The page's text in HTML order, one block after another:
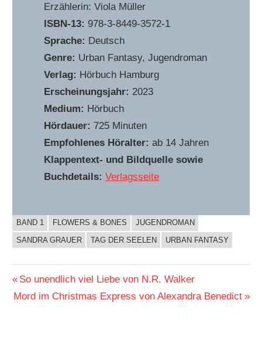
Erzählerin: Viola Müller
ISBN-13:978-3-8449-3572-1
Sprache: Deutsch
Genre: Urban Fantasy, Jugendroman
Verlag: Hörbuch Hamburg
Erscheinungsjahr: 2023
Medium: Hörbuch
Hördauer: 725 Minuten
Empfohlenes Höralter: ab 14 Jahren
Klappentext- und Bildquelle sowie
Buchdetails: Verlagsseite
BUCHIGES
BAND 1 FLOWERS & BONES
JUGENDROMAN
SANDRA GRAUER
TAG DER SEELEN URBAN FANTASY
Beitragsnavigation
Vorheriger
Beitrag:
So unendlich viel Liebe von N.R. Walker
Nächster
Mord im Christmas Express von Alexandra Benedict